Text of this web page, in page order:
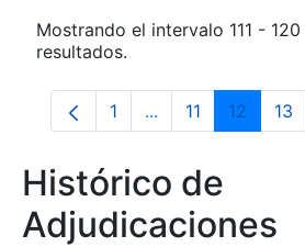
Mostrando el intervalo 111 -
resultados.
Página
1 ...PáginasPágina
11 Página
12 13
Histórico de
Adjudicaciones